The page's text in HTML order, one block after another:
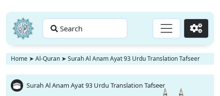
Search Go
Home ➤ Al-Quran ➤ Surah Al Anam Ayat 93 Urdu Translation Tafseer
Surah Al Anam Ayat 93 Urdu Translation Tafseer